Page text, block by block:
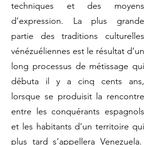
techniques et des moyens
d’expression. La plus grande
partie des traditions culturelles
vénézuéliennes est le résultat d’un
long processus de métissage qui
débuta il y a cinq cents ans,
lorsque se produisit la rencontre
entre les conquérants espagnols
et les habitants d’un territoire qui
plus tard s’appellera Venezuela.